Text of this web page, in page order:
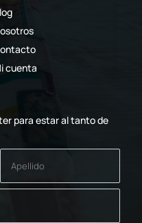
cuenta
para estar al tanto de